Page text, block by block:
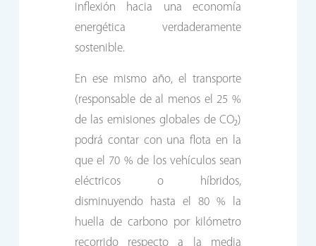
inflexión hacia una economía
energética verdaderamente
sostenible.
En ese mismo año, el transporte
(responsable de al menos el 25 %
de las emisiones globales de CO₂)
podrá contar con una flota en la
que el 70 % de los vehículos sean
eléctricos o híbridos,
disminuyendo hasta el 80 % la
huella de carbono por kilómetro
recorrido respecto a la media